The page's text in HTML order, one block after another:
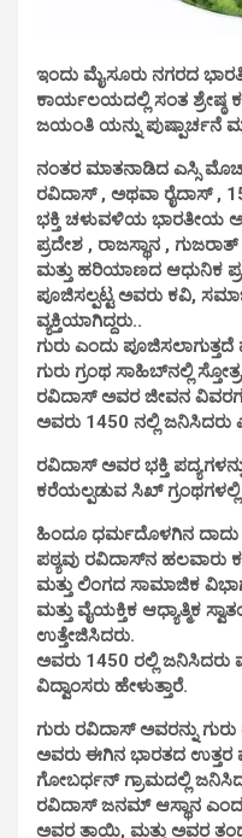
ಇಂದು ಮೈಸೂರು ನಗರದ
ಕಾರ್ಯಲಯದಲ್ಲಿ ಸಂತ ಶ್ರೇಷ್ಠ
ಜಯಂತಿ ಯನ್ನು
ನಂತರ ಮಾತನಾಡಿದ ಎಸ್ಸಿ
ರವಿದಾಸ್ , ಅಥವಾ ರೈದಾಸ್ ,
ಭಕ್ತಿ ಚಳುವಳಿಯ ಭಾರತೀಯ
ಪ್ರದೇಶ , ರಾಜಸ್ಥಾನ ,
ಮತ್ತು ಹರಿಯಾಣದ ಆಧುನಿಕ
ಪೂಜಿಸಲ್ಪಟ್ಟ ಅವರು ಕವಿ,
ವ್ಯಕ್ತಿಯಾಗಿದ್ದರು..
ಗುರು ಎಂದು
ಗುರು ಗ್ರಂಥ ಸಾಹಿಬ್‌ನಲ್ಲಿ
ರವಿದಾಸ್ ಅವರ ಜೀವನ
ಅವರು 1450 ನಲ್ಲಿ ಜನಿಸಿದರು
ರವಿದಾಸ್ ಅವರ ಭಕ್ತಿ
ಕರೆಯಲ್ಪಡುವ ಸಿಖ್
ಹಿಂದೂ ಧರ್ಮದೊಳಗಿನ
ಪಠ್ಯವು ರವಿದಾಸ್‌ನ ಹಲವಾರು
ಮತ್ತು ಲಿಂಗದ ಸಾಮಾಜಿಕ
ಮತ್ತು ವೈಯಕ್ತಿಕ ಆಧ್ಯಾತ್ಮಿಕ
ಉತ್ತೇಜಿಸಿದರು.
ಅವರು 1450 ರಲ್ಲಿ ಜನಿಸಿದರು
ವಿದ್ವಾಂಸರು ಹೇಳುತ್ತಾರೆ.
ಗುರು ರವಿದಾಸ್ ಅವರನ್ನು
ಅವರು ಈಗಿನ ಭಾರತದ
ಗೋಬರ್ಧನ್ ಗ್ರಾಮದಲ್ಲಿ
ರವಿದಾಸ್ ಜನಮ್ ಆಸ್ಥಾನ
ಅವರ ತಾಯಿ, ಮತ್ತು ಅವರ